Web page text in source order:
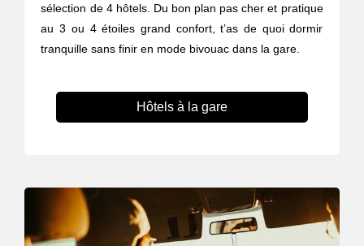
sélection de 4 hôtels. Du bon plan pas cher et pratique
au 3 ou 4 étoiles grand confort, t’as de quoi dormir
tranquille sans finir en mode bivouac dans la gare.
Hôtels à la gare